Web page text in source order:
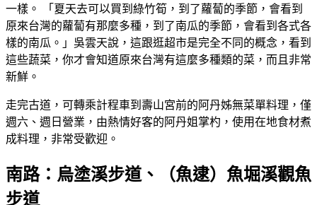
一樣。 「夏天去可以買到綠竹筍，到了蘿蔔的季節，會看到
原來台灣的蘿蔔有那麼多種，到了南瓜的季節，會看到各式各
樣的南瓜。」吳雲天說，這跟逛超市是完全不同的概念，看到
這些蔬菜，你才會知道原來台灣有這麼多種類的菜，而且非常
新鮮。
走完古道，可轉乘計程車到壽山宮前的阿丹姊無菜單料理，僅
週六、週日營業，由熱情好客的阿丹姐掌杓，使用在地食材煮
成料理，非常受歡迎。
南路：烏塗溪步道、（魚逮）魚堀溪觀魚
步道